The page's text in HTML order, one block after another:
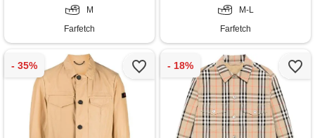
M
Farfetch
M-L
Farfetch